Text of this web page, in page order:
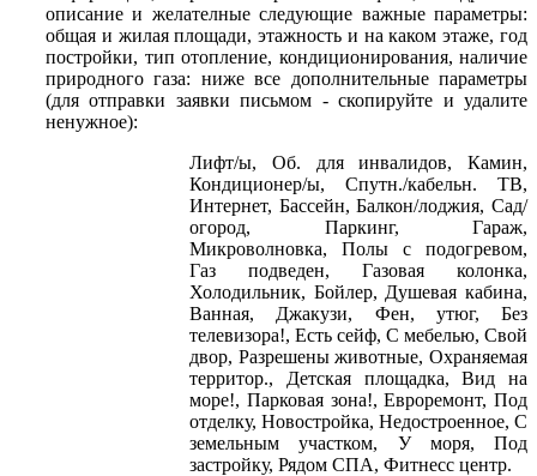
описание и желателные следующие важные параметры:
общая и жилая площади, этажность и на каком этаже, год
постройки, тип отопление, кондиционирования, наличие
природного газа: ниже все дополнительные параметры
(для отправки заявки письмом - скопируйте и удалите
ненужное):
Лифт/ы, Об. для инвалидов, Камин,
Кондиционер/ы, Спутн./кабельн. ТВ,
Интернет, Бассейн, Балкон/лоджия, Сад/
огород, Паркинг, Гараж,
Микроволновка, Полы с подогревом,
Газ подведен, Газовая колонка,
Холодильник, Бойлер, Душевая кабина,
Ванная, Джакузи, Фен, утюг, Без
телевизора!, Есть сейф, С мебелью, Свой
двор, Разрешены животные, Охраняемая
территор., Детская площадка, Вид на
море!, Парковая зона!, Евроремонт, Под
отделку, Новостройка, Недостроенное, С
земельным участком, У моря, Под
застройку, Рядом СПА, Фитнесс центр.